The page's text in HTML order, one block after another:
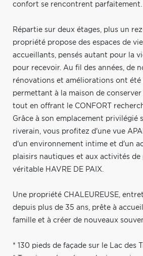
confort se rencontrent parfaitement.
Répartie sur deux étages, plus un
propriété propose des espaces de
accueillants, pensés autant pour la
pour recevoir. Au fil des années, de
rénovations et améliorations ont été
permettant à la maison de
tout en offrant le CONFORT
Grâce à son emplacement privilégié
riverain, vous profitez d'une vue
d'un environnement intime et d'un
plaisirs nautiques et aux activités de
véritable HAVRE DE PAIX.
Une propriété CHALEUREUSE,
depuis plus de 35 ans, prête à
famille et à créer de nouveaux
* 130 pieds de façade sur le Lac des